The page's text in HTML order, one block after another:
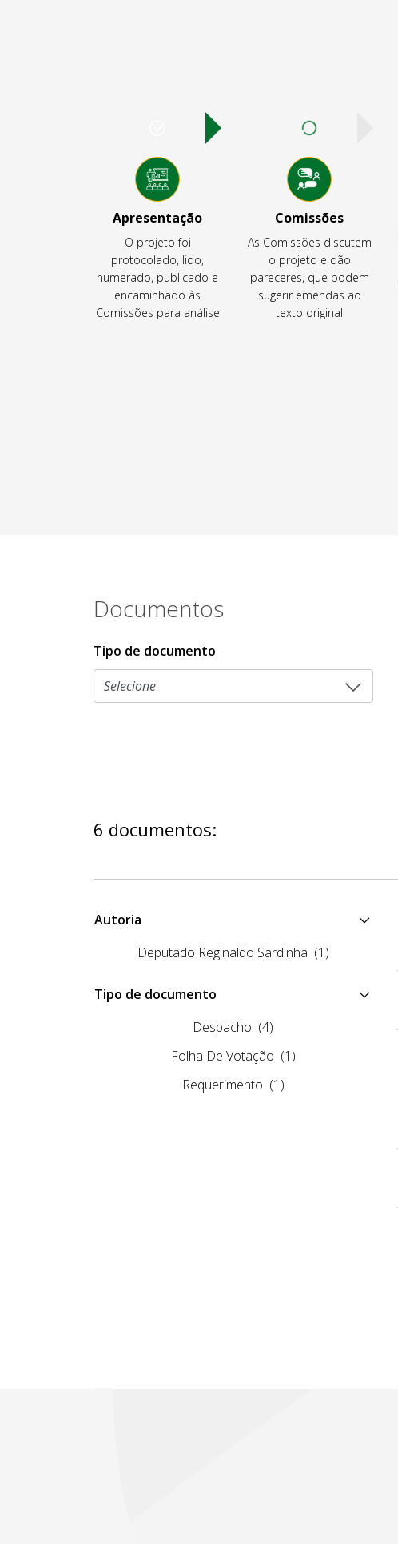
Apresentação
O projeto foi
protocolado, lido,
numerado, publicado e
encaminhado às
Comissões para análise
Comissões
As Comissões discutem
o projeto e dão
pareceres, que podem
sugerir emendas ao
texto original
Documentos
Tipo de documento
6 documentos:
Autoria
Deputado Reginaldo Sardinha (1)
Tipo de documento
Despacho (4)
Folha De Votação (1)
Requerimento (1)